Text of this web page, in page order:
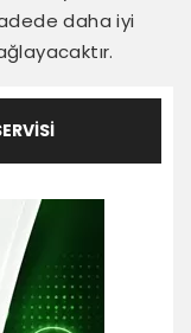
daha iyi